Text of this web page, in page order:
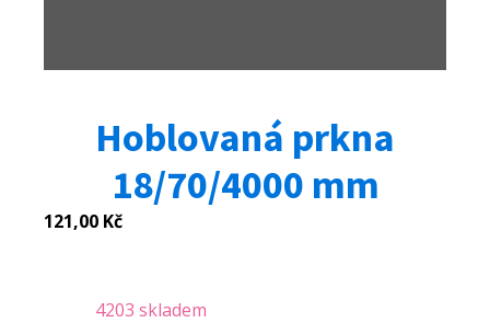
Hoblovaná prkna
18/70/4000 mm
121,00 Kč
4203 skladem